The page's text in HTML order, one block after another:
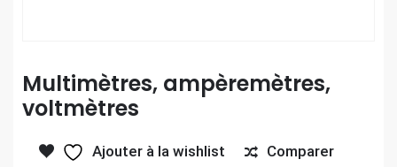
Multimètres, ampèremètres,
voltmètres
Ajouter à la wishlist Comparer